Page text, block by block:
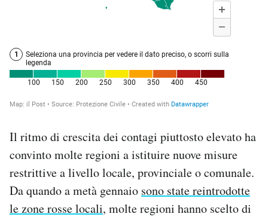
Il ritmo di crescita dei contagi piuttosto elevato ha
convinto molte regioni a istituire nuove misure
restrittive a livello locale, provinciale o comunale.
Da quando a metà gennaio sono state reintrodotte
le zone rosse locali, molte regioni hanno scelto di